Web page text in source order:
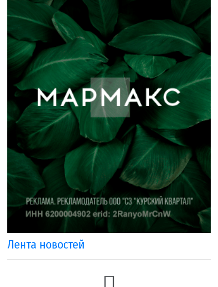
Лента новостей